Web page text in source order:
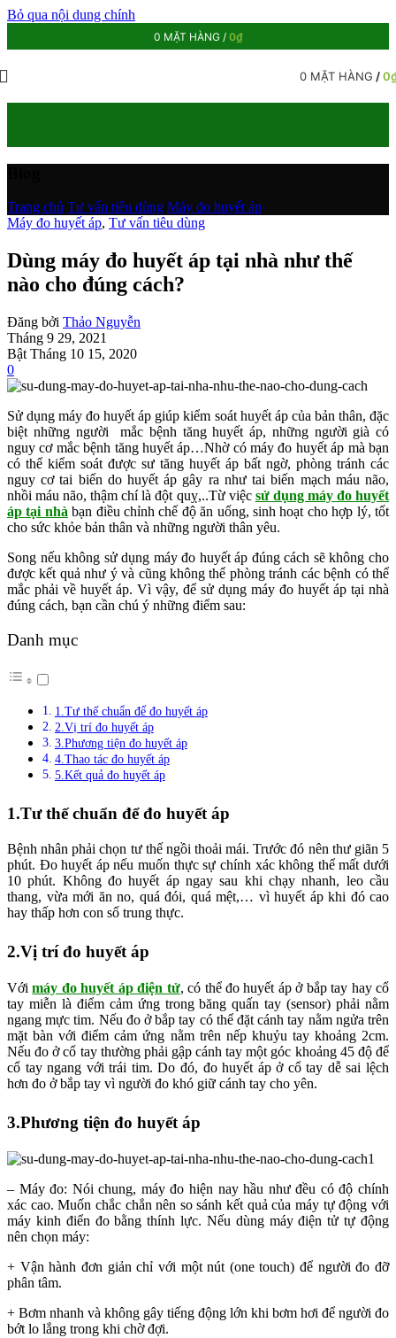
Bỏ qua nội dung chính
0 MẶT HÀNG / 0₫
0 MẶT HÀNG /0
Trang chủ Tư vấn tiêu dùng Máy đo huyết áp
Máy đo huyết áp, Tư vấn tiêu dùng
Dùng máy đo huyết áp tại nhà như thế
nào cho đúng cách?
Đăng bởi Thảo Nguyễn
Tháng 9 29, 2021
Bật Tháng 10 15, 2020
0
Sử dụng máy đo huyết áp giúp kiểm soát huyết áp của bản thân, đặc
biệt những người mắc bệnh tăng huyết áp, những người già có
nguy cơ mắc bệnh tăng huyết áp…Nhờ có máy đo huyết áp mà bạn
có thể kiểm soát được sư tăng huyết áp bất ngờ, phòng tránh các
nguy cơ tai biến do huyết áp gây ra như tai biến mạch máu não,
nhồi máu não, thậm chí là đột quỵ,..Từ việc sử dụng máy đo huyết
áp tại nhà bạn điều chỉnh chế độ ăn uống, sinh hoạt cho hợp lý, tốt
cho sức khỏe bản thân và những người thân yêu.
Song nếu không sử dụng máy đo huyết áp đúng cách sẽ không cho
được kết quả như ý và cũng không thể phòng tránh các bệnh có thể
mắc phải về huyết áp. Vì vậy, để sử dụng máy đo huyết áp tại nhà
đúng cách, bạn cần chú ý những điểm sau:
Danh mục
1.Tư thế chuẩn để đo huyết áp
2.Vị trí đo huyết áp
3.Phương tiện đo huyết áp
4.Thao tác đo huyết áp
5.Kết quả đo huyết áp
1.Tư thế chuẩn để đo huyết áp
Bệnh nhân phải chọn tư thế ngồi thoải mái. Trước đó nên thư giãn 5
phút. Đo huyết áp nếu muốn thực sự chính xác không thể mất dưới
10 phút. Không đo huyết áp ngay sau khi chạy nhanh, leo cầu
thang, vừa mới ăn no, quá đói, quá mệt,… vì huyết áp khi đó cao
hay thấp hơn con số trung thực.
2.Vị trí đo huyết áp
Vớimáy đo huyết áp điện tử, có thể đo huyết áp ở bắp tay hay cổ
tay miễn là điểm cảm ứng trong băng quấn tay (sensor) phải nằm
ngang mực tim. Nếu đo ở bắp tay có thể đặt cánh tay nằm ngửa trên
mặt bàn với điểm cảm ứng nằm trên nếp khuỷu tay khoảng 2cm.
Nếu đo ở cổ tay thường phải gập cánh tay một góc khoảng 45 độ để
cổ tay ngang với trái tim. Do đó, đo huyết áp ở cổ tay dễ sai lệch
hơn đo ở bắp tay vì người đo khó giữ cánh tay cho yên.
3.Phương tiện đo huyết áp
– Máy đo: Nói chung, máy đo hiện nay hầu như đều có độ chính
xác cao. Muốn chắc chắn nên so sánh kết quả của máy tự động với
máy kinh điển đo bằng thính lực. Nếu dùng máy điện tử tự động
nên chọn máy:
+ Vận hành đơn giản chỉ với một nút (one touch) để người đo đỡ
phân tâm.
+ Bơm nhanh và không gây tiếng động lớn khi bơm hơi để người đo
bớt lo lắng trong khi chờ đợi.